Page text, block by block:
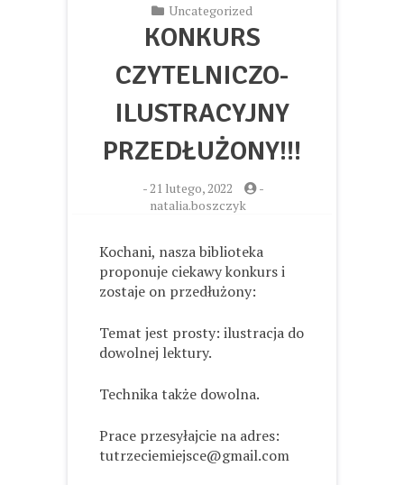
Uncategorized
KONKURS
CZYTELNICZO-
ILUSTRACYJNY
PRZEDŁUŻONY!!!
-21 lutego, 2022
-
natalia.boszczyk
Kochani, nasza biblioteka
proponuje ciekawy konkurs i
zostaje on przedłużony:
Temat jest prosty: ilustracja do
dowolnej lektury.
Technika także dowolna.
Prace przesyłajcie na adres:
tutrzeciemiejsce@gmail.com